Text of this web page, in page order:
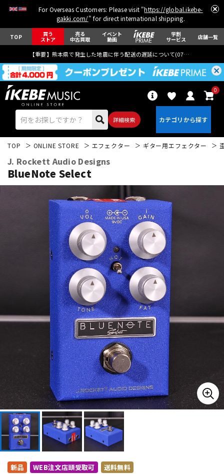
For Overseas Customers: Please visit "https://global.ikebe-
gakki.com/" for direct international shipping.
TOP 買う
ストア
売る
中古買取
イベント
動画
学割
サービス 店舗一覧
【重要】熊本県で発生した地震に伴う配送の遅延について(07月29日
詳細検索
0
エレキギター アコギ/エレアコ
ベース ウクレレ
ドラム パーカッション
キーボード 電子ピアノ
管楽器 その他楽器
アンプ エフェクター
DJ機器
TOP ONLINE STORE エフェクター ギター用エフェクター
J. Rockett Audio Designs
BlueNote Select
新品 WEB注文店頭受取可 送料無料